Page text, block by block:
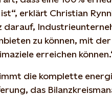
erklärt Christian
darauf,
zu können, mit
erreichen
die komplette
das